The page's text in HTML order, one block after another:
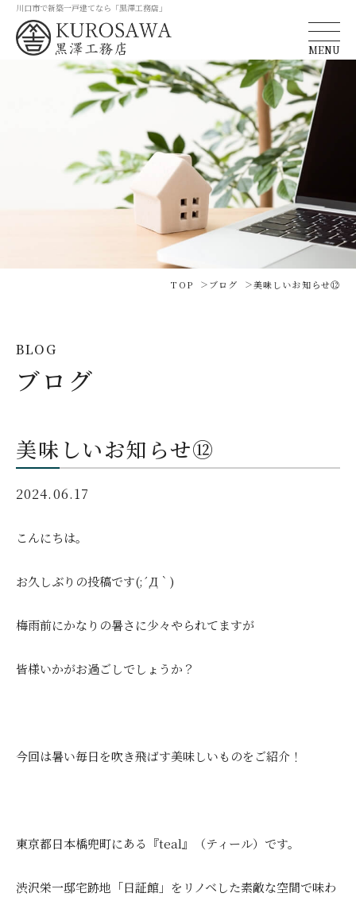
川口市で新築一戸建てなら「黒澤工務店」
MENU
TOP ブログ 美味しいお知らせ⑫
BLOG
ブログ
美味しいお知らせ⑫
2024.06.17
こんにちは。
お久しぶりの投稿です(;´Д｀)
梅雨前にかなりの暑さに少々やられてますが
皆様いかがお過ごしでしょうか？
今回は暑い毎日を吹き飛ばす美味しいものをご紹介！
東京都日本橋兜町にある『teal』（ティール）です。
渋沢栄一邸宅跡地「日証館」をリノベした素敵な空間で味わ